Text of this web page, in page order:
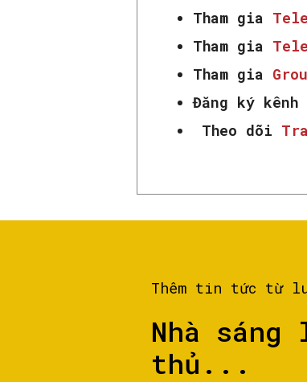
Tham gia
Tham gia
Tham gia
Đăng ký kênh
Theo dõi
Thêm tin tức từ
Nhà
thủ...